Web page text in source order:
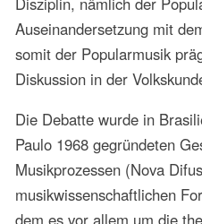
diesen Tagungen wurde die Rolle der
Der iconic turn des kulturtheoretischen
seiner Fokussierung auf das Visuelle,
Zeichenhafte und die Bildersprache
Mittelpunkt der Auseinandersetzungen.